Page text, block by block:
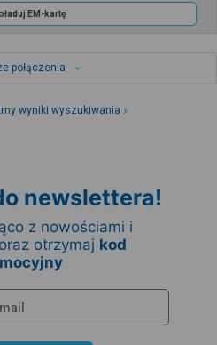
EM-kartę
połączenia
wyniki wyszukiwania
newslettera!
z nowościami i
otrzymaj kod